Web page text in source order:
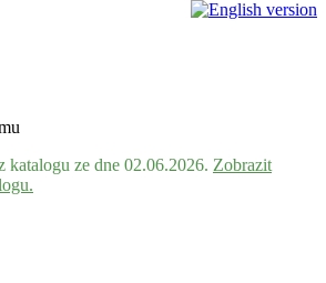
katalogu ze dne 02.06.2026. Zobrazit